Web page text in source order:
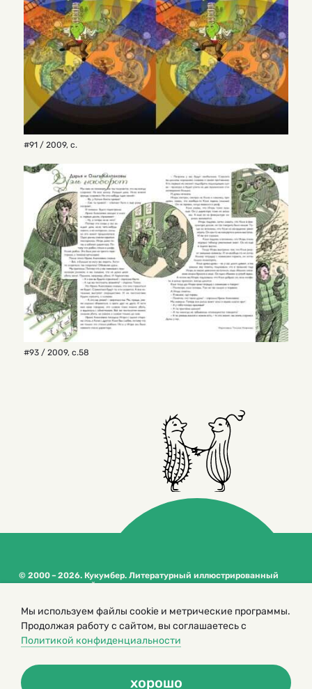
#91 / 2009, с.
#93 / 2009, с.58
© 2000 – 2026. Кукумбер. Литературный иллюстрированный
журнал для детей
сайта
Политика конфиденциальности
Мы используем файлы cookie и метрические программы.
Продолжая работу с сайтом, вы соглашаетесь с
Политикой конфиденциальности
хорошо